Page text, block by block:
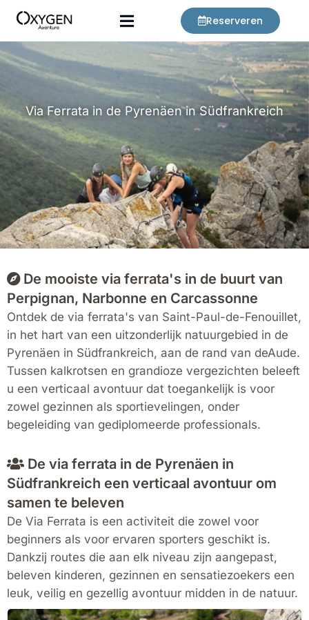
de
inhoud
Reserveren
Via Ferrata in de Pyrenäen in Südfrankreich
De mooiste via ferrata's in de buurt van
Perpignan, Narbonne en Carcassonne
Ontdek de via ferrata's van Saint-Paul-de-Fenouillet,
in het hart van een uitzonderlijk natuurgebied in de
Pyrenäen in Südfrankreich, aan de rand van deAude.
Tussen kalkrotsen en grandioze vergezichten beleeft
u een verticaal avontuur dat toegankelijk is voor
zowel gezinnen als sportievelingen, onder
begeleiding van gediplomeerde professionals.
De via ferrata in de Pyrenäen in
Südfrankreich een verticaal avontuur om
samen te beleven
De Via Ferrata is een activiteit die zowel voor
beginners als voor ervaren sporters geschikt is.
Dankzij routes die aan elk niveau zijn aangepast,
beleven kinderen, gezinnen en sensatiezoekers een
leuk, veilig en gezellig avontuur midden in de natuur.